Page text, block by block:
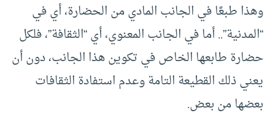
وهذا طبعًا في الجانب المادي من الحضارة، أي في
“المدنية”.. أما في الجانب المعنوي، أي “الثقافة”، فلكل
حضارة طابعها الخاص في تكوين هذا الجانب، دون أن
يعني ذلك القطيعة التامة وعدم استفادة الثقافات
بعضها من بعض.